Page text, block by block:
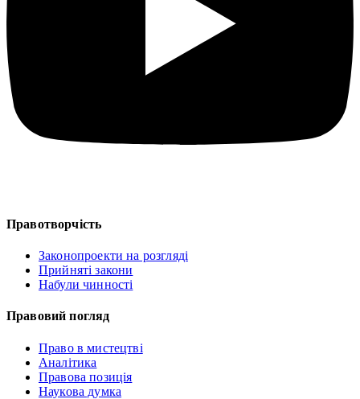
Правотворчість
Законопроекти на розгляді
Прийняті закони
Набули чинності
Правовий погляд
Право в мистецтві
Аналітика
Правова позиція
Наукова думка